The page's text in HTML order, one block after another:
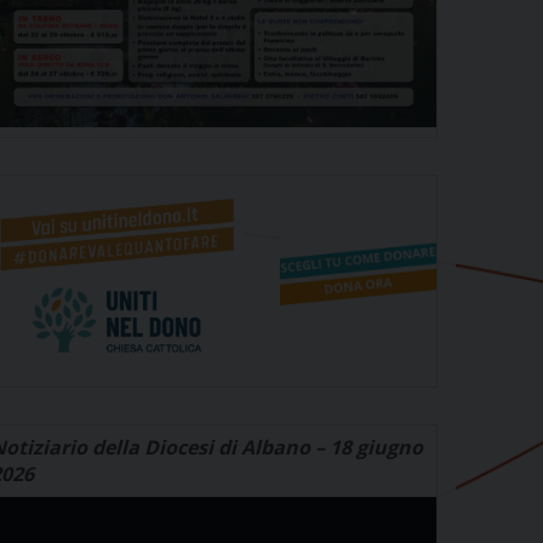
della Diocesi di Albano – 18 giugno